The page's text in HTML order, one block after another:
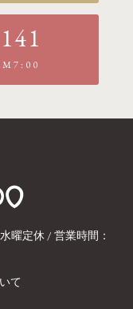
水曜定休 / 営業時間：
て